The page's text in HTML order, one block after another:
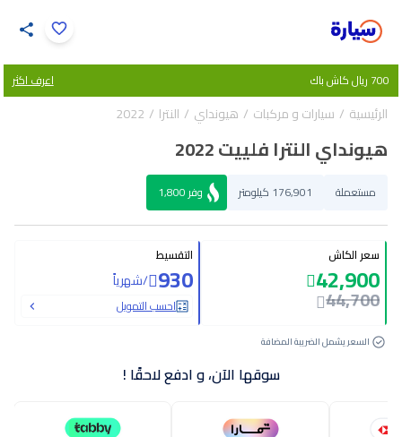
1
/
34 700 ريال كاش باك اعرف اكثر
الرئيسية سيارات و مركبات هيونداي النترا 2022
هيونداي النترا فلييت 2022
مستعملة 176,901 كيلومتر وفر1,800
سعر الكاش
42,900
44,700
التقسيط
930
/شهرياً
احسب التمويل
السعر يشمل الضريبة المضافة
سوقها الآن، و ادفع لاحقًا !